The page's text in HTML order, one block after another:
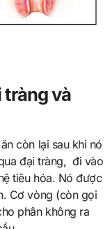
tràng và
còn lại sau khi nó
đại tràng, đi vào
tiêu hóa. Nó được
Cơ vòng (còn gọi
phân không ra